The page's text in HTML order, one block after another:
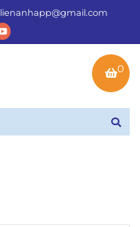
lienanhapp@gmail.com
0